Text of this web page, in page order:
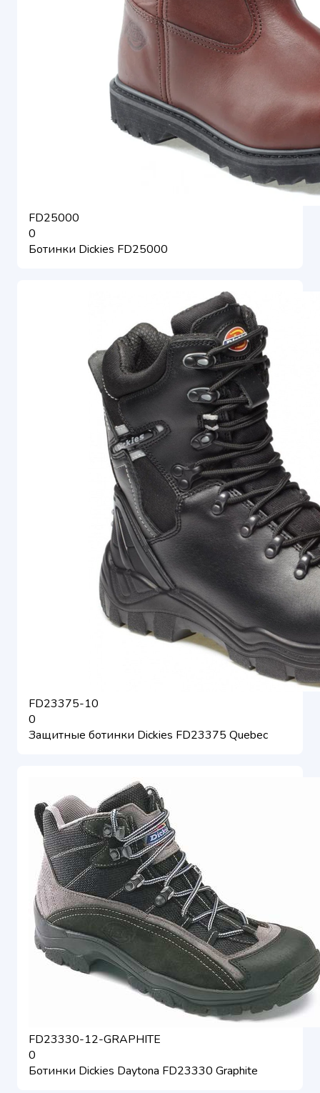
FD25000
0
Ботинки Dickies FD25000
FD23375-10
0
Защитные ботинки Dickies FD23375 Quebec
FD23330-12-GRAPHITE
0
Ботинки Dickies Daytona FD23330 Graphite